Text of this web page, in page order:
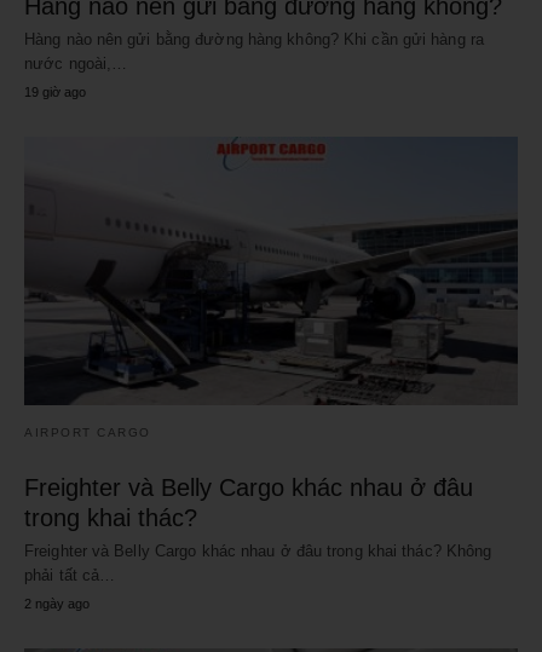
Hàng nào nên gửi bằng đường hàng không?
Hàng nào nên gửi bằng đường hàng không? Khi cần gửi hàng ra
nước ngoài,…
19 giờ ago
AIRPORT CARGO
Freighter và Belly Cargo khác nhau ở đâu
trong khai thác?
Freighter và Belly Cargo khác nhau ở đâu trong khai thác? Không
phải tất cả…
2 ngày ago